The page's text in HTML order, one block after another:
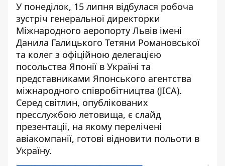
У понеділок, 15 липня відбулася робоча
зустріч генеральної директорки
Міжнародного аеропорту Львів імені
Данила Галицького Тетяни Романовської
та колег з офіційною делегацією
посольства Японії в Україні та
представниками Японського агентства
міжнародного співробітництва (JICA).
Серед світлин, опублікованих
пресслужбою летовища, є слайд
презентації, на якому перелічені
авіакомпанії, готові відновити польоти в
Україну.